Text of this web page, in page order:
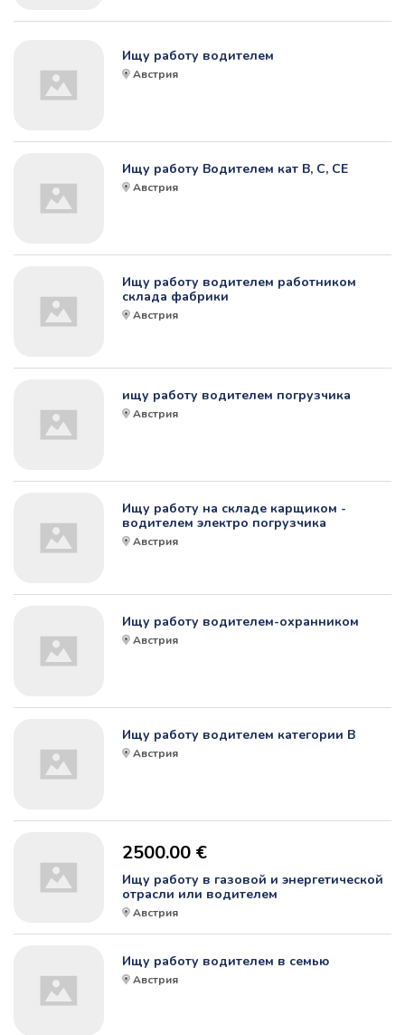
Ищу работу водителем
Австрия
Ищу работу Водителем кат В, С, СЕ
Австрия
Ищу работу водителем работником
склада фабрики
Австрия
ищу работу водителем погрузчика
Австрия
Ищу работу на складе карщиком -
водителем электро погрузчика
Австрия
Ищу работу водителем-охранником
Австрия
Ищу работу водителем категории B
Австрия
2500.00 €
Ищу работу в газовой и энергетической
отрасли или водителем
Австрия
Ищу работу водителем в семью
Австрия